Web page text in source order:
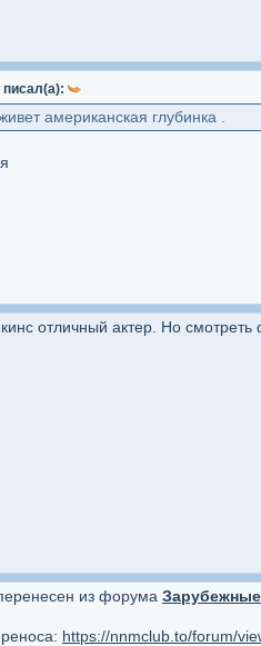
писал(а):
американская глубинка .
отличный актер. Но
из форума Зарубежные
https://nnmclub.to/forum/